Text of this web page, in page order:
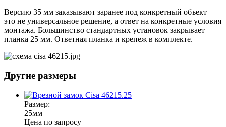
Версию 35 мм заказывают заранее под конкретный объект —
это не универсальное решение, а ответ на конкретные условия
монтажа. Большинство стандартных установок закрывает
планка 25 мм. Ответная планка и крепеж в комплекте.
Другие размеры
Размер:
25мм
Цена по запросу